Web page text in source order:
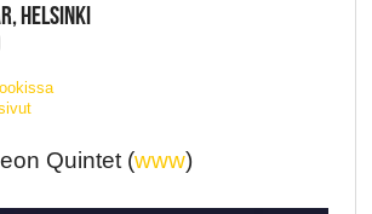
HELSINKI
Quintet (www)